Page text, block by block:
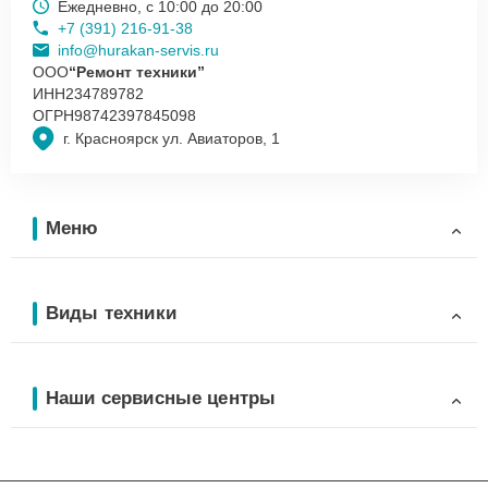
г. Красноярск ул. Авиаторов, 1
Ежедневно, с 10:00 до 20:00
+7 (391) 216-91-38
info@hurakan-servis.ru
ООО“Ремонт техники”
ИНН234789782
ОГРН98742397845098
Меню
Виды техники
Наши сервисные центры